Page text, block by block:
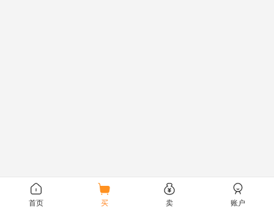
首页 买 卖 账户